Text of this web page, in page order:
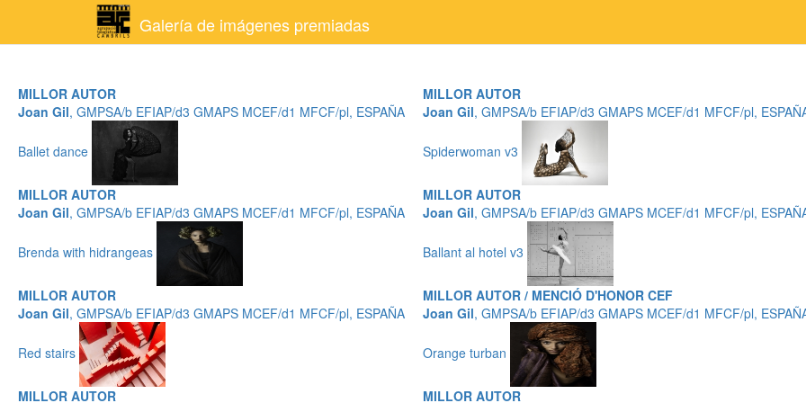
Galería de imágenes premiadas
MILLOR AUTOR
Joan Gil, GMPSA/b EFIAP/d3 GMAPS MCEF/d1 MFCF/pl, ESPAÑA
Ballet dance
MILLOR AUTOR
Joan Gil, GMPSA/b EFIAP/d3 GMAPS MCEF/d1 MFCF/pl,
Spiderwoman v3
MILLOR AUTOR
Joan Gil, GMPSA/b EFIAP/d3 GMAPS MCEF/d1 MFCF/pl, ESPAÑA
Brenda with hidrangeas
MILLOR AUTOR
Joan Gil, GMPSA/b EFIAP/d3 GMAPS MCEF/d1 MFCF/pl,
Ballant al hotel v3
MILLOR AUTOR
Joan Gil, GMPSA/b EFIAP/d3 GMAPS MCEF/d1 MFCF/pl, ESPAÑA
Red stairs
MILLOR AUTOR / MENCIÓ D'HONOR CEF
Joan Gil, GMPSA/b EFIAP/d3 GMAPS MCEF/d1 MFCF/pl,
Orange turban
MILLOR AUTOR
MILLOR AUTOR